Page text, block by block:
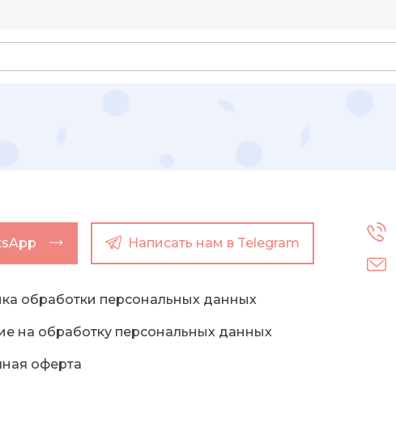
Написать нам в Telegram
обработки персональных данных
на обработку персональных данных
оферта